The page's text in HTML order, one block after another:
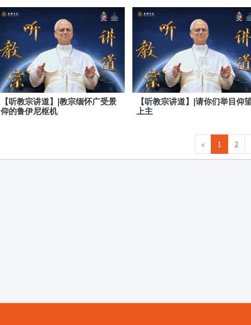
【听教宗讲道】|教宗缅怀广受景
仰的鲁伊尼枢机
【听教宗讲道】|请你们举目仰
上主
« 1 2